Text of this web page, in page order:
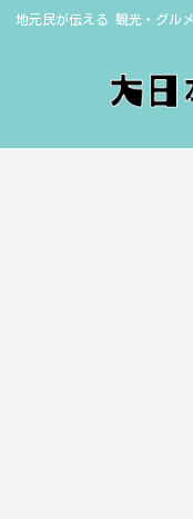
地元民が伝える 観光・グル